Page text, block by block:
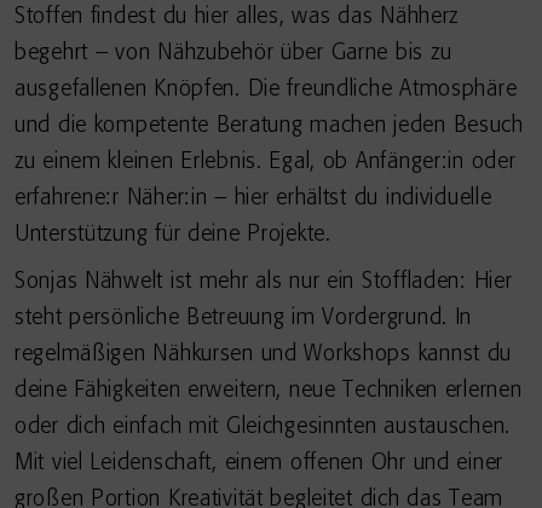
Stoffen findest du hier alles, was das Nähherz
begehrt – von Nähzubehör über Garne bis zu
ausgefallenen Knöpfen. Die freundliche Atmosphäre
und die kompetente Beratung machen jeden Besuch
zu einem kleinen Erlebnis. Egal, ob Anfänger:in oder
erfahrene:r Näher:in – hier erhältst du individuelle
Unterstützung für deine Projekte.
Sonjas Nähwelt ist mehr als nur ein Stoffladen: Hier
steht persönliche Betreuung im Vordergrund. In
regelmäßigen Nähkursen und Workshops kannst du
deine Fähigkeiten erweitern, neue Techniken erlernen
oder dich einfach mit Gleichgesinnten austauschen.
Mit viel Leidenschaft, einem offenen Ohr und einer
großen Portion Kreativität begleitet dich das Team